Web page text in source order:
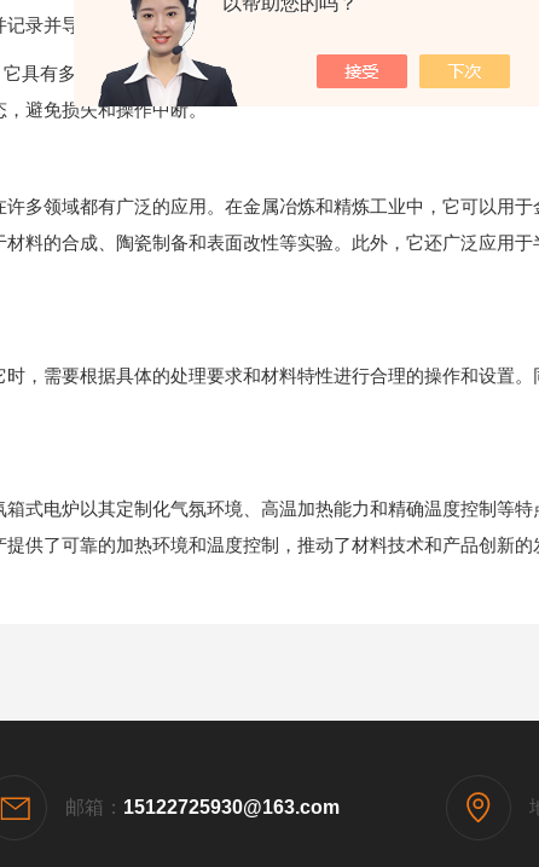
录并导出过程数据进行分析；
有多种安全保护装置，如过温保护、超时保护和漏电保护等。
，避免损失和操作中断。
领域都有广泛的应用。在金属冶炼和精炼工业中，它可以用于
材料的合成、陶瓷制备和表面改性等实验。此外，它还广泛应用
需要根据具体的处理要求和材料特性进行合理的操作和设置。
电炉以其定制化气氛环境、高温加热能力和精确温度控制等特
供了可靠的加热环境和温度控制，推动了材料技术和产品创新的
邮箱： 15122725930@163.com